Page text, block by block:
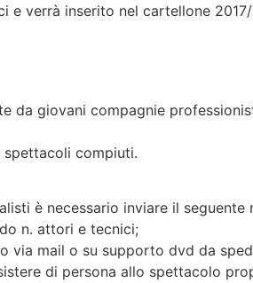
verrà inserito nel cartellone
da giovani compagnie
compiuti.
è necessario inviare il seguente
n. attori e tecnici;
mail o su supporto dvd da
di persona allo spettacolo